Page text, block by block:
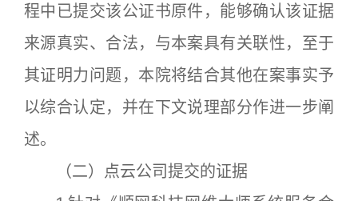
程中已提交该公证书原件，能够确认该证据
来源真实、合法，与本案具有关联性，至于
其证明力问题，本院将结合其他在案事实予
以综合认定，并在下文说理部分作进一步阐
述。
（二）点云公司提交的证据